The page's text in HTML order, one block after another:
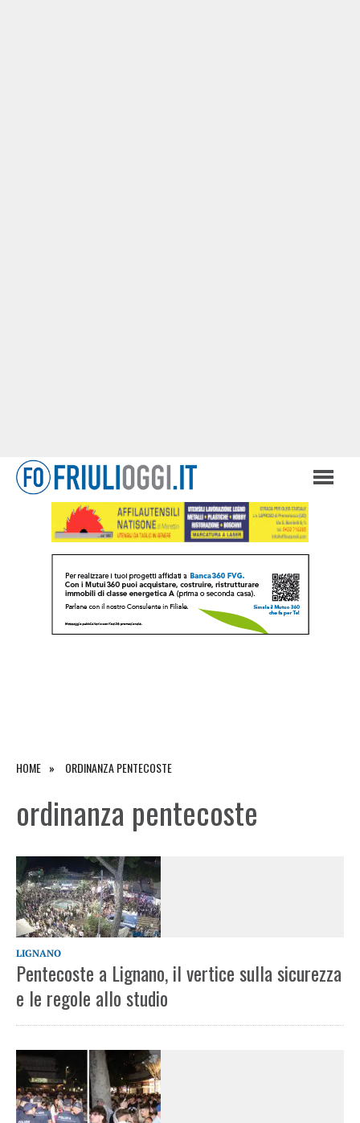
HOME ORDINANZA PENTECOSTE
ordinanza pentecoste
LIGNANO
Pentecoste a Lignano, il vertice sulla sicurezza
e le regole allo studio